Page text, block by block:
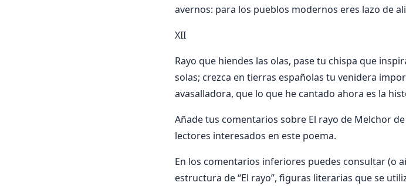
avernos: para los pueblos modernos eres lazo de
XII
Rayo que hiendes las olas, pase tu chispa que
solas; crezca en tierras españolas tu venidera
avasalladora, que lo que he cantado ahora es la
Añade tus comentarios sobre El rayo de Melchor
lectores interesados en este poema.
En los comentarios inferiores puedes consultar (o
estructura de “El rayo”, figuras literarias que se